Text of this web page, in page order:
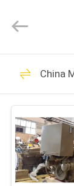
CASA
SOBRE
NÓS
STONE
POWER
Rights
China